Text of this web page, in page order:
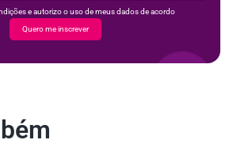
e autorizo o uso de meus dados de acordo
Quero me inscrever